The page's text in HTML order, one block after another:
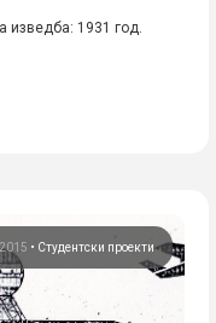
изведба: 1931 год.
• Студентски проекти